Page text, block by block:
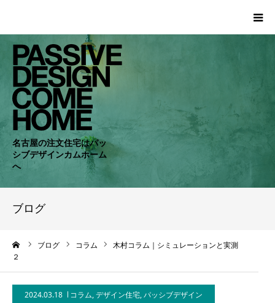
名古屋の注文住宅はパッ
シブデザインカムホーム
へ
ブログ
ブログ コラム
木村コラム｜シミュレーションと実測
２
2024.03.18 コラム,デザイン住宅,パッシブデザイン
HOME
WORKS
COMPANY
CONCEPT
BLOG